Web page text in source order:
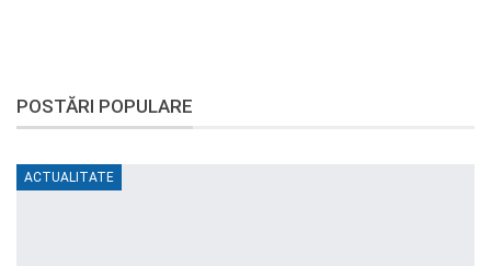
POSTĂRI POPULARE
ACTUALITATE